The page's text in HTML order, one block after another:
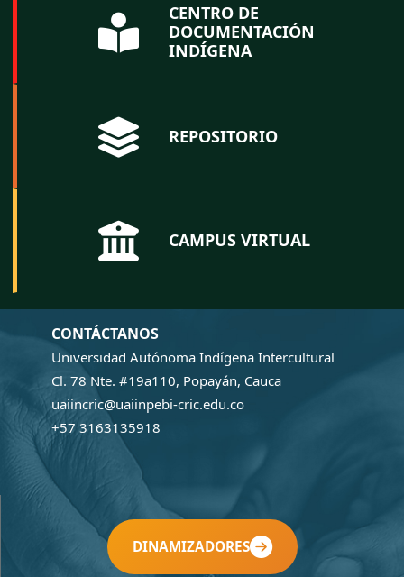
CENTRO DE
DOCUMENTACIÓN
INDÍGENA
REPOSITORIO
CAMPUS VIRTUAL
CONTÁCTANOS
Universidad Autónoma Indígena Intercultural
Cl. 78 Nte. #19a110, Popayán, Cauca
uaiincric@uaiinpebi-cric.edu.co
+57 3163135918
DINAMIZADORES